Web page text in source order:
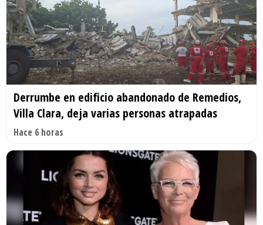
Derrumbe en edificio abandonado de Remedios,
Villa Clara, deja varias personas atrapadas
Hace 6 horas